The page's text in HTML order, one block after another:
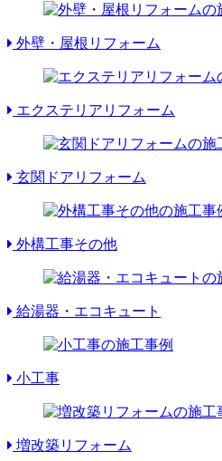
外壁・屋根リフォーム
エクステリアリフォーム
玄関ドアリフォーム
外構工事その他
給湯器・エコキュート
小工事
増改築リフォーム